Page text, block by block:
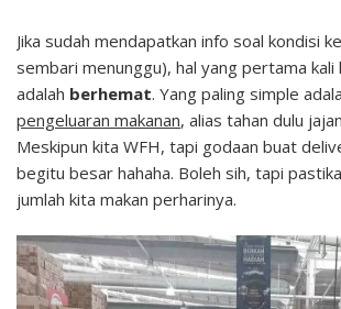
Jika sudah mendapatkan info soal kondisi
sembari menunggu), hal yang pertama kali
adalah berhemat. Yang paling simple
pengeluaran makanan, alias tahan dulu
Meskipun kita WFH, tapi godaan buat
begitu besar hahaha. Boleh sih, tapi
jumlah kita makan perharinya.